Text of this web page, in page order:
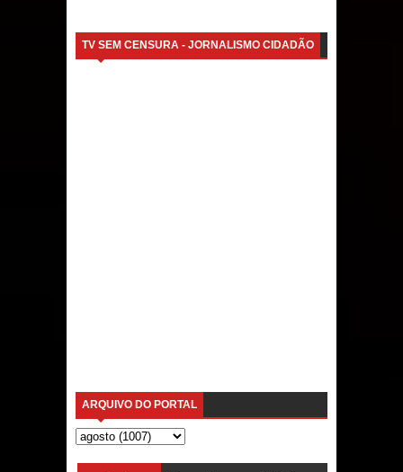
TV SEM CENSURA - JORNALISMO CIDADÃO
ARQUIVO DO PORTAL